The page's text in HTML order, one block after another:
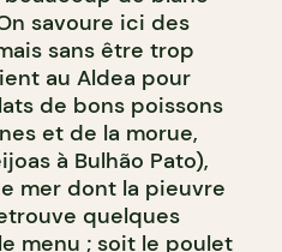
savoure ici des
sans être trop
au Aldea pour
de bons poissons
et de la morue,
à Bulhão Pato),
mer dont la pieuvre
quelques
menu ; soit le poulet